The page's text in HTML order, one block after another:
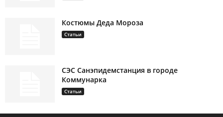
Костюмы Деда Мороза
Статьи
СЭС Санэпидемстанция в городе
Коммунарка
Статьи